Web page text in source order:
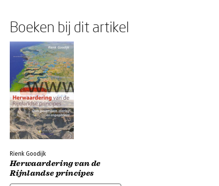
Boeken bij dit artikel
Rienk Goodijk
Herwaardering van de
Rijnlandse principes